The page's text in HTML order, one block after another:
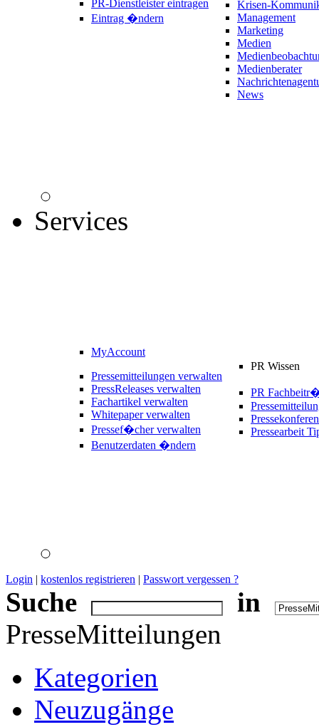
PR-Dienstleister eintragen
Eintrag �ndern
Krisen-
Management
Marketing
Medien
Medienberater
News
Services
MyAccount
Pressemitteilungen verwalten
PressReleases verwalten
Fachartikel verwalten
Whitepaper verwalten
Pressef�cher verwalten
Benutzerdaten �ndern
PR Wissen
PR
Pressearbeit
Login | kostenlos registrieren | Passwort vergessen ?
Suche
in
PresseMitteilungen
Kategorien
Neuzugänge